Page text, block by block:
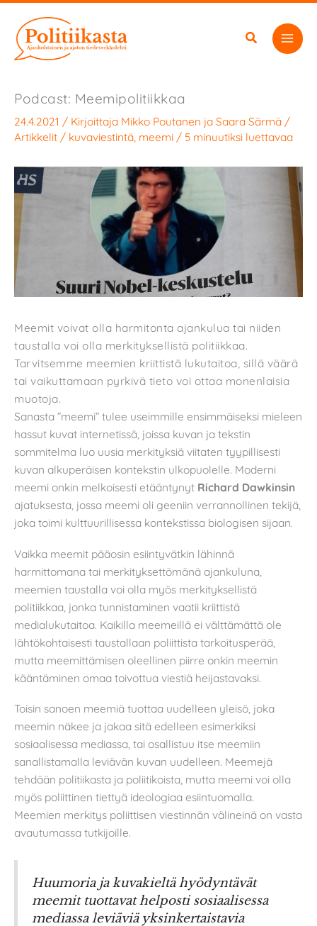
sisältöön
Podcast: Meemipolitiikkaa
24.4.2021 / Kirjoittaja Mikko Poutanen ja Saara Särmä /
Artikkelit / kuvaviestintä meemi / 5 minuutiksi luettavaa
Meemit voivat olla harmitonta ajankulua tai niiden
taustalla voi olla merkityksellistä politiikkaa.
Tarvitsemme meemien kriittistä lukutaitoa, sillä väärä
tai vaikuttamaan pyrkivä tieto voi ottaa monenlaisia
muotoja.
Sanasta ”meemi” tulee useimmille ensimmäiseksi mieleen
hassut kuvat internetissä, joissa kuvan ja tekstin
sommitelma luo uusia merkityksiä viitaten tyypillisesti
kuvan alkuperäisen kontekstin ulkopuolelle. Moderni
meemi onkin melkoisesti etääntynyt Richard Dawkinsin
ajatuksesta, jossa meemi oli geeniin verrannollinen tekijä,
joka toimi kulttuurillisessa kontekstissa biologisen sijaan.
Vaikka meemit pääosin esiintyvätkin lähinnä
harmittomana tai merkityksettömänä ajankuluna,
meemien taustalla voi olla myös merkityksellistä
politiikkaa, jonka tunnistaminen vaatii kriittistä
medialukutaitoa. Kaikilla meemeillä ei välttämättä ole
lähtökohtaisesti taustallaan poliittista tarkoitusperää,
mutta meemittämisen oleellinen piirre onkin meemin
kääntäminen omaa toivottua viestiä heijastavaksi.
Toisin sanoen meemiä tuottaa uudelleen yleisö, joka
meemin näkee ja jakaa sitä edelleen esimerkiksi
sosiaalisessa mediassa, tai osallistuu itse meemiin
sanallistamalla leviävän kuvan uudelleen. Meemejä
tehdään politiikasta ja poliitikoista, mutta meemi voi olla
myös poliittinen tiettyä ideologiaa esiintuomalla.
Meemien merkitys poliittisen viestinnän välineinä on vasta
avautumassa tutkijoille.
Huumoria ja kuvakieltä hyödyntävät
meemit tuottavat helposti sosiaalisessa
mediassa leviäviä yksinkertaistavia